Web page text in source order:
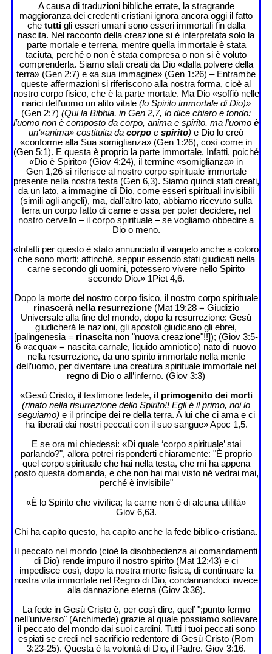
A causa di traduzioni bibliche errate, la stragrande
maggioranza dei credenti cristiani ignora ancora oggi il fatto
che tuttigli esseri umani sono esseri immortali fin dalla
nascita. Nel racconto della creazione si è interpretata solo la
parte mortale e terrena, mentre quella immortale è stata
taciuta, perché o non è stata compresa o non si è voluto
comprenderla. Siamo stati creati da Dio «dalla polvere della
terra» (Gen 2:7) e «a sua immagine» (Gen 1:26) – Entrambe
queste affermazioni si riferiscono alla nostra forma, cioè al
nostro corpo fisico, che è la parte mortale. Ma Dio «soffiò nelle
narici dell’uomo un alito vitale (lo Spirito immortale di Dio)»
(Gen 2:7) (Qui la Bibbia, in Gen 2,7, lo dice chiaro e tondo:
l’uomo non è composto da corpo, anima e spirito, ma l’uomo è
un‘«anima» costituita da corpo e spirito) e Dio lo creò
«conforme alla Sua somiglianza» (Gen 1:26), così come in
(Gen 5:1). E questa è proprio la parte immortale. Infatti, poiché
«Dio è Spirito» (Giov 4:24), il termine «somiglianza» in
Gen 1,26 si riferisce al nostro corpo spirituale immortale
presente nella nostra testa (Gen 6,3). Siamo quindi stati creati,
da un lato, a immagine di Dio, come esseri spirituali invisibili
(simili agli angeli), ma, dall’altro lato, abbiamo ricevuto sulla
terra un corpo fatto di carne e ossa per poter decidere, nel
nostro cervello – il corpo spirituale – se vogliamo obbedire a
Dio o meno.
«Infatti per questo è stato annunciato il vangelo anche a coloro
che sono morti; affinché, seppur essendo stati giudicati nella
carne secondo gli uomini, potessero vivere nello Spirito
secondo Dio.» 1Piet 4,6.
Dopo la morte del nostro corpo fisico, il nostro corpo spirituale
rinascerà nella resurrezione(Mat 19:28 = Giudizio
Universale alla fine del mondo, dopo la resurrezione: Gesù
giudicherà le nazioni, gli apostoli giudicano gli ebrei,
[palingenesia = rinascitanon "nuova creazione"!!]); (Giov 3:5-
6 «acqua» = nascita carnale, liquido amniotico) nato di nuovo
nella resurrezione, da uno spirito immortale nella mente
dell’uomo, per diventare una creatura spirituale immortale nel
regno di Dio o all’inferno. (Giov 3:3)
«Gesù Cristo, il testimone fedele, il primogenito dei morti
(rinato nella risurrezione dello Spirito!! Egli è il primo, noi lo
seguiamo) e il principe dei re della terra. A lui che ci ama e ci
ha liberati dai nostri peccati con il suo sangue» Apoc 1,5.
E se ora mi chiedessi: «Di quale ‘corpo spirituale’ stai
parlando?", allora potrei risponderti chiaramente: "È proprio
quel corpo spirituale che hai nella testa, che mi ha appena
posto questa domanda, e che non hai mai visto né vedrai mai,
perché è invisibile"
«È lo Spirito che vivifica; la carne non è di alcuna utilità»
Giov 6,63.
Chi ha capito questo, ha capito anche la fede biblico-cristiana.
Il peccato nel mondo (cioè la disobbedienza ai comandamenti
di Dio) rende impuro il nostro spirito (Mat 12:43) e ci
impedisce così, dopo la nostra morte fisica, di continuare la
nostra vita immortale nel Regno di Dio, condannandoci invece
alla dannazione eterna (Giov 3:36).
La fede in Gesù Cristo è, per così dire, quel’ ";punto fermo
nell’universo" (Archimede) grazie al quale possiamo sollevare
il peccato del mondo dai suoi cardini. Tutti i tuoi peccati sono
espiati se credi nel sacrificio redentore di Gesù Cristo (Rom
3:23-25). Questa è la volontà di Dio, il Padre. Giov 3:16.